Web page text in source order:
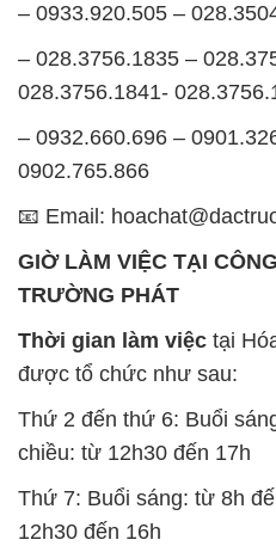
– 0933.920.505 –
– 028.3756.1835 –
028.3756.1841-
– 0932.660.696 –
0902.765.866
📧 Email:
GIỜ LÀM VIỆC TẠI
TRƯỜNG PHÁT
Thời gian làm việc tại
được tổ chức như sau:
Thứ 2 đến thứ 6: Buổi
chiều: từ 12h30 đến 17h
Thứ 7: Buổi sáng: từ 8h
12h30 đến 16h